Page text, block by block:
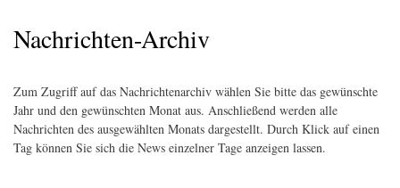
Nachrichten-Archiv
Zum Zugriff auf das Nachrichtenarchiv wählen Sie bitte das gewünschte
Jahr und den gewünschten Monat aus. Anschließend werden alle
Nachrichten des ausgewählten Monats dargestellt. Durch Klick auf einen
Tag können Sie sich die News einzelner Tage anzeigen lassen.